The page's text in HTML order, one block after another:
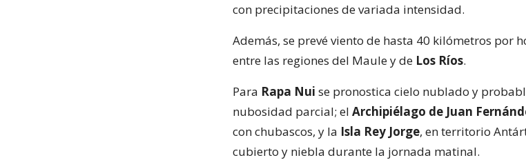
con precipitaciones de variada intensidad.
Además, se prevé viento de hasta 40 kilómetros por
entre las regiones del Maule y de Los Ríos.
Para Rapa Nui se pronostica cielo nublado y
nubosidad parcial; el Archipiélago de Juan
con chubascos, y la Isla Rey Jorge, en territorio
cubierto y niebla durante la jornada matinal.